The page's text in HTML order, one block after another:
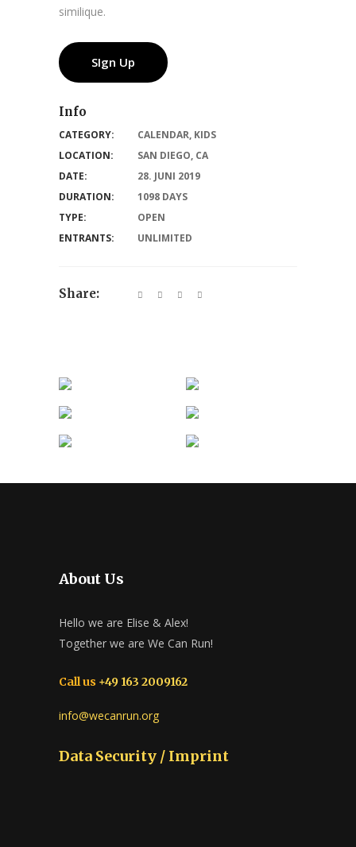
similique.
SIgn Up
Info
CATEGORY: CALENDAR, KIDS
LOCATION:
SAN DIEGO, CA
DATE:
28. JUNI 2019
DURATION:
1098 DAYS
TYPE:
OPEN
ENTRANTS:
UNLIMITED
Share:
About Us
Hello we are Elise & Alex!
Together we are We Can Run!
Call us +49 163 2009162
info@wecanrun.org
Data Security / Imprint